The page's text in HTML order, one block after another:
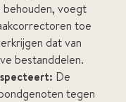
voegt
toe
dat van
bestanddelen.
De
tegen